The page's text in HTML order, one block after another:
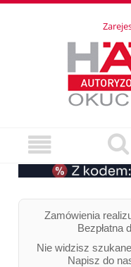
Zamówienia
Bezpłatna
Nie widzisz
Napisz do